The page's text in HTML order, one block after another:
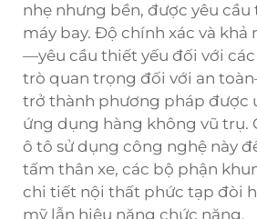
nhẹ nhưng bền, được yêu
máy bay. Độ chính xác và khả
—yêu cầu thiết yếu đối với
trò quan trọng đối với an
trở thành phương pháp được
ứng dụng hàng không vũ trụ.
ô tô sử dụng công nghệ này
tấm thân xe, các bộ phận
chi tiết nội thất phức tạp đòi
mỹ lẫn hiệu năng chức năng.